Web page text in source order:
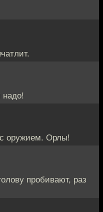
надо!
оружием. Орлы!
пробивают, раз